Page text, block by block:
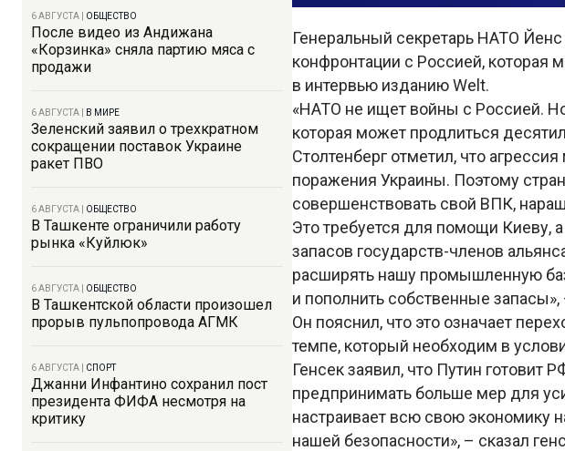
6 АВГУСТА ОБЩЕСТВО
После видео из Андижана
«Корзинка» сняла партию мяса с
продажи
6 АВГУСТА В МИРЕ
Зеленский заявил о трехкратном
сокращении поставок Украине
ракет ПВО
6 АВГУСТА ОБЩЕСТВО
В Ташкенте ограничили работу
рынка «Куйлюк»
6 АВГУСТА ОБЩЕСТВО
В Ташкентской области произошел
прорыв пульпопровода АГМК
6 АВГУСТА СПОРТ
Джанни Инфантино сохранил пост
президента ФИФА несмотря на
критику
Генеральный секретарь НАТО Йенс
конфронтации с Россией, которая
в интервью изданию Welt.
«НАТО не ищет войны с Россией.
которая может продлиться
Столтенберг отметил, что
поражения Украины. Поэтому
совершенствовать свой ВПК,
Это требуется для помощи Киеву,
запасов государств-членов
расширять нашу промышленную
и пополнить собственные запасы»,
Он пояснил, что это означает
темпе, который необходим в
Генсек заявил, что Путин
предпринимать больше мер для
настраивает всю свою экономику
нашей безопасности», – сказал